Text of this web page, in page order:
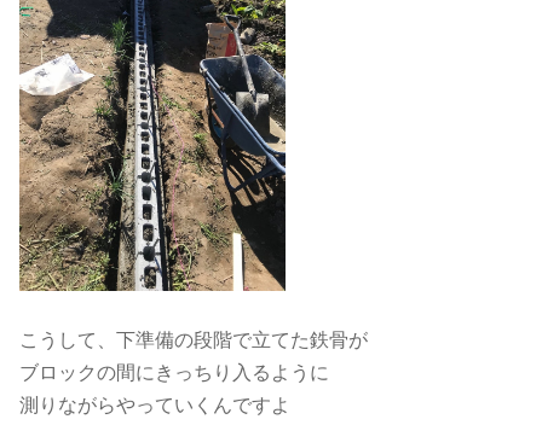
こうして、下準備の段階で立てた鉄骨が
ブロックの間にきっちり入るように
測りながらやっていくんですよ